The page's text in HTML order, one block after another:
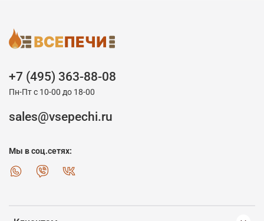
+7 (495) 363-88-08
Пн-Пт с 10-00 до 18-00
sales@vsepechi.ru
Мы в соц.сетях: